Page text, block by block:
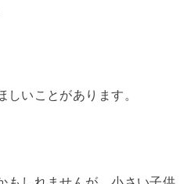
しいことがあります。